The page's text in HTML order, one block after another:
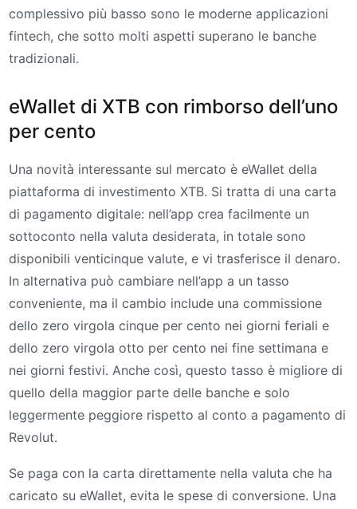
complessivo più basso sono le moderne applicazioni
fintech, che sotto molti aspetti superano le banche
tradizionali.
eWallet di XTB con rimborso dell’uno
per cento
Una novità interessante sul mercato è eWallet della
piattaforma di investimento XTB. Si tratta di una carta
di pagamento digitale: nell’app crea facilmente un
sottoconto nella valuta desiderata, in totale sono
disponibili venticinque valute, e vi trasferisce il denaro.
In alternativa può cambiare nell’app a un tasso
conveniente, ma il cambio include una commissione
dello zero virgola cinque per cento nei giorni feriali e
dello zero virgola otto per cento nei fine settimana e
nei giorni festivi. Anche così, questo tasso è migliore di
quello della maggior parte delle banche e solo
leggermente peggiore rispetto al conto a pagamento di
Revolut.
Se paga con la carta direttamente nella valuta che ha
caricato su eWallet, evita le spese di conversione. Una